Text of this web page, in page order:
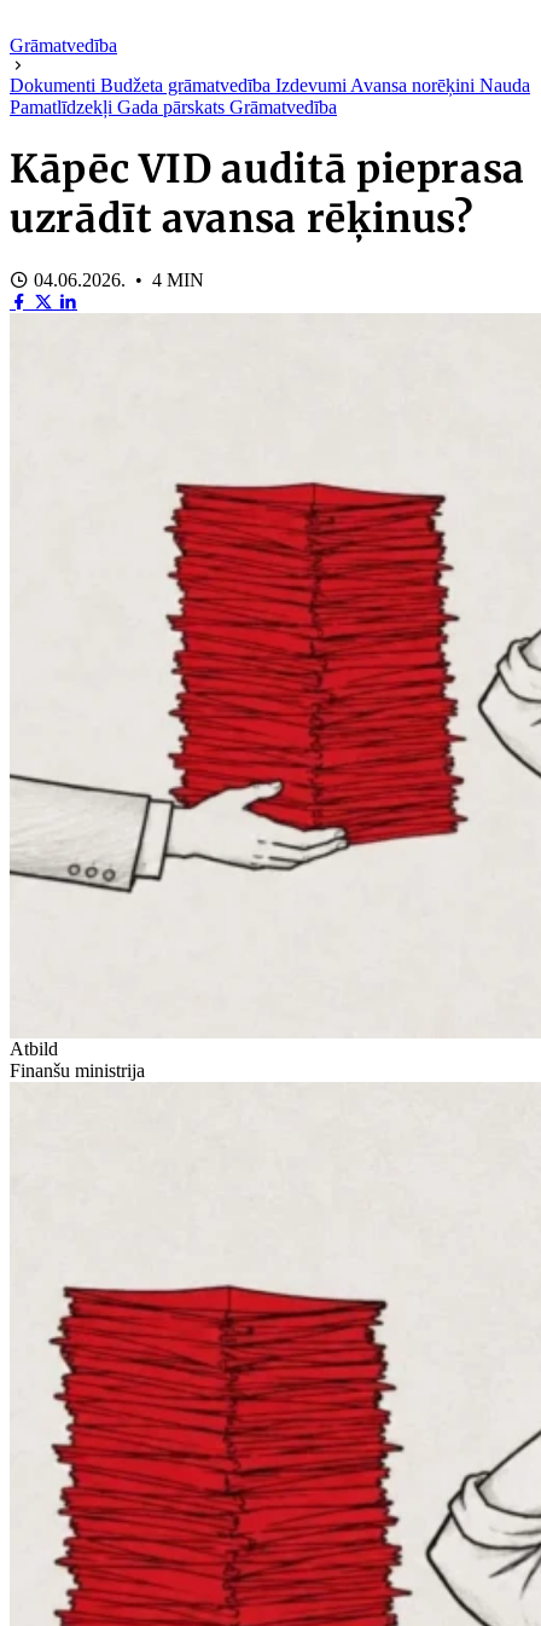
Grāmatvedība
Dokumenti Budžeta grāmatvedība Izdevumi Avansa norēķini Nauda
Pamatlīdzekļi Gada pārskats Grāmatvedība
Kāpēc VID auditā pieprasa
uzrādīt avansa rēķinus?
04.06.2026. • 4 MIN
Atbild
Finanšu ministrija